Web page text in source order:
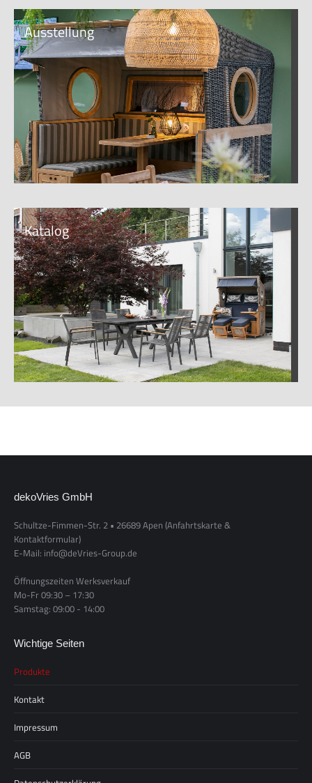
Ausstellung
Katalog
dekoVries GmbH
Schultze-Fimmen-Str. 2 • 26689 Apen (Anfahrtskarte &
Kontaktformular)
E-Mail: info@deVries-Group.de
Öffnungszeiten Werksverkauf
Mo-Fr 09:30 – 17:30
Samstag: 09:00 - 14:00
Wichtige Seiten
Produkte
Kontakt
Impressum
AGB